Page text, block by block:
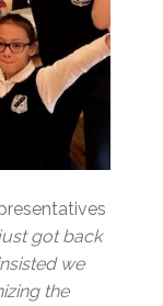
got back
we
the